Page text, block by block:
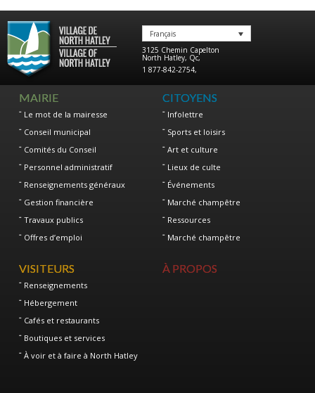
Français
3125 Chemin Capelton
North Hatley, Qc,
1 877-842-2754,
MAIRIE
Le mot de la mairesse
Conseil municipal
Comités du Conseil
Personnel administratif
Renseignements généraux
Gestion financière
Travaux publics
Offres d’emploi
CITOYENS
Infolettre
Sports et loisirs
Art et culture
Lieux de culte
Événements
Marché champêtre
Ressources
Marché champêtre
VISITEURS
Renseignements
Hébergement
Cafés et restaurants
Boutiques et services
À voir et à faire à North Hatley
À PROPOS